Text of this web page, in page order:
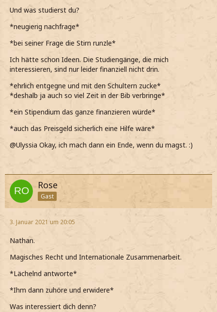
Und was studierst du?
*neugierig nachfrage*
*bei seiner Frage die Stirn runzle*
Ich hätte schon Ideen. Die Studiengänge, die mich
interessieren, sind nur leider finanziell nicht drin.
*ehrlich entgegne und mit den Schultern zucke*
*deshalb ja auch so viel Zeit in der Bib verbringe*
*ein Stipendium das ganze finanzieren würde*
*auch das Preisgeld sicherlich eine Hilfe wäre*
@Ulyssia Okay, ich mach dann ein Ende, wenn du magst. :)
Rose
Gast
3. Januar 2021 um 20:05
Nathan.
Magisches Recht und Internationale Zusammenarbeit.
*Lächelnd antworte*
*Ihm dann zuhöre und erwidere*
Was interessiert dich denn?